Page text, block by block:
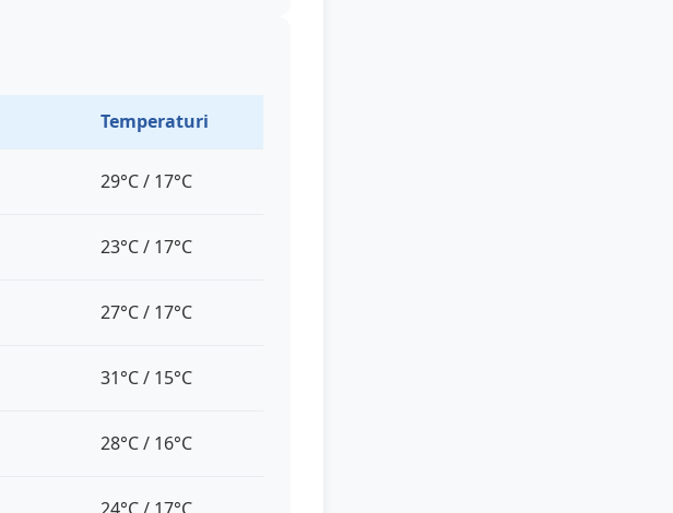
Temperaturi
29°C / 17°C
23°C / 17°C
27°C / 17°C
31°C / 15°C
28°C / 16°C